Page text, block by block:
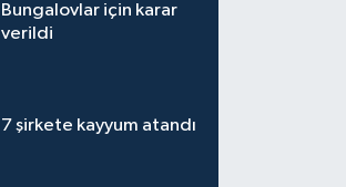
Bungalovlar için karar
verildi
7 şirkete kayyum atandı